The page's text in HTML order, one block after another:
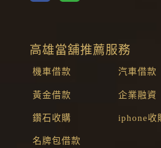
高雄當舖推薦服務
機車借款 汽車借款
黃金借款 企業融資
鑽石收購 iphone收
名牌包借款